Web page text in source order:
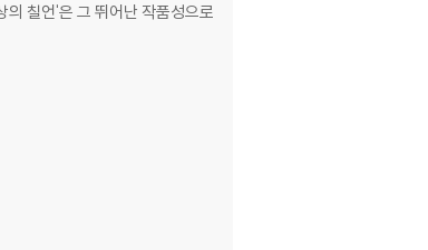
칠언'은 그 뛰어난 작품성으로